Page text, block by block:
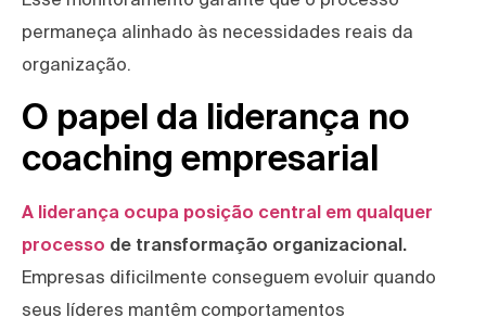
permaneça alinhado às necessidades reais da
organização.
O papel da liderança no
coaching empresarial
A liderança ocupa posição central em qualquer
processo de transformação organizacional.
Empresas dificilmente conseguem evoluir quando
seus líderes mantêm comportamentos